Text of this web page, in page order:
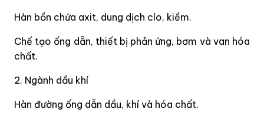
Hàn bồn chứa axit, dung dịch clo, kiềm.
Chế tạo ống dẫn, thiết bị phản ứng, bơm và van hóa
chất.
2. Ngành dầu khí
Hàn đường ống dẫn dầu, khí và hóa chất.